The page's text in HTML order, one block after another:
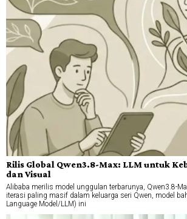
Rilis Global Qwen3.8-Max: LLM untuk
dan Visual
Alibaba merilis model unggulan terbarunya, Qwen3.8-
iterasi paling masif dalam keluarga seri Qwen, model
Language Model/LLM) ini